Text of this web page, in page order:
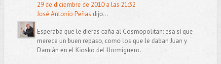
29 de diciembre de 2010 a las 21:32
José Antonio Peñas dijo...
Esperaba que le dieras caña al Cosmopolitan: esa sí que
merece un buen repaso, como los que le daban Juan y
Damián en el Kiosko del Hormiguero.